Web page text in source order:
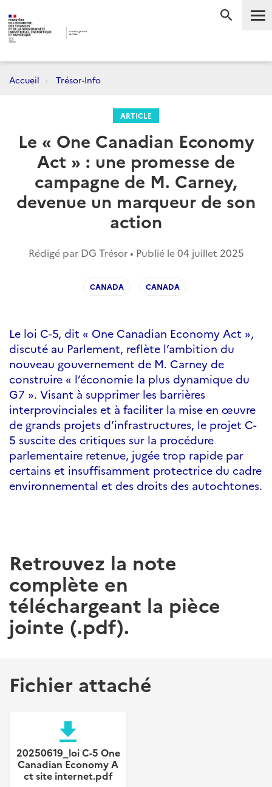
Accueil Trésor-Info
ARTICLE
Le « One Canadian Economy
Act » : une promesse de
campagne de M. Carney,
devenue un marqueur de son
action
Rédigé par DG Trésor • Publié le04 juillet 2025
CANADA CANADA
Le loi C-5, dit « One Canadian Economy Act »,
discuté au Parlement, reflète l’ambition du
nouveau gouvernement de M. Carney de
construire « l’économie la plus dynamique du
G7 ». Visant à supprimer les barrières
interprovinciales et à faciliter la mise en œuvre
de grands projets d’infrastructures, le projet C-
5 suscite des critiques sur la procédure
parlementaire retenue, jugée trop rapide par
certains et insuffisamment protectrice du cadre
environnemental et des droits des autochtones.
Retrouvez la note
complète en
téléchargeant la pièce
jointe (.pdf).
Fichier attaché
file_download
20250619_loi C-5 One
Canadian Economy A
ct site internet.pdf